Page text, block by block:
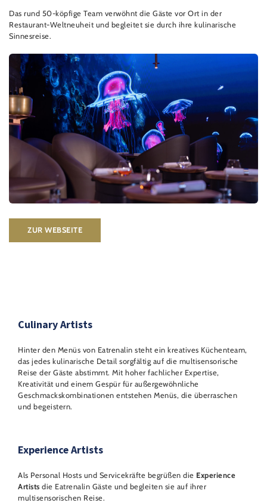
Das rund 50-köpfige Team verwöhnt die Gäste vor Ort in der
Restaurant-Weltneuheit und begleitet sie durch ihre kulinarische
Sinnesreise.
ZUR WEBSEITE
Culinary Artists
Hinter den Menüs von Eatrenalin steht ein kreatives Küchenteam,
das jedes kulinarische Detail sorgfältig auf die multisensorische
Reise der Gäste abstimmt. Mit hoher fachlicher Expertise,
Kreativität und einem Gespür für außergewöhnliche
Geschmackskombinationen entstehen Menüs, die überraschen
und begeistern.
Experience Artists
Als Personal Hosts und Servicekräfte begrüßen die Experience
Artists die Eatrenalin Gäste und begleiten sie auf ihrer
multisensorischen Reise.